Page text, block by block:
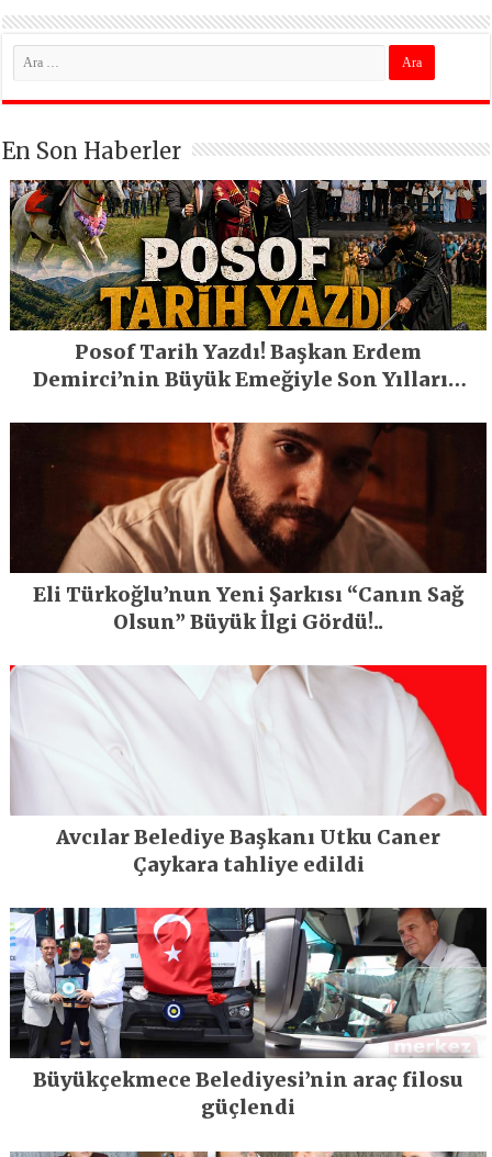
En Son Haberler
Posof Tarih Yazdı! Başkan Erdem
Demirci’nin Büyük Emeğiyle Son Yılların
Eli Türkoğlu’nun Yeni Şarkısı “Canın Sağ
Olsun” Büyük İlgi Gördü!..
Avcılar Belediye Başkanı Utku Caner
Çaykara tahliye edildi
Büyükçekmece Belediyesi’nin araç filosu
güçlendi